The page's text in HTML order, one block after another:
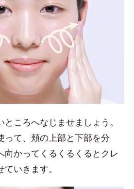
ころへなじませましょう。
って、頬の上部と下部を分
向かってくるくるくるとクレ
いきます。